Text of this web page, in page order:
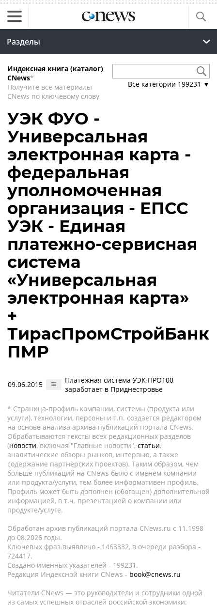
Разделы
Индексная книга (каталог)
CNews*
Получите все материалы
CNews по ключевому слову
Все категории 199231 ▼
УЭК ФУО -
Универсальная
электронная карта -
федеральная
уполномоченная
организация - ЕПСС
УЭК - Единая
платежно-сервисная
система
«Универсальная
электронная карта»
+
ТирасПромСтройБанк
ПМР
09.06.2015
Платежная система УЭК ПРО100
заработает в Приднестровье
* Страница-профиль компании, системы (продукта или
услуги), технологии, персоны и т.п. создается редактором
на основе анализа архива публикаций портала CNews.
Обрабатываются тексты всех редакционных разделов
(новости, включая "Главные новости", статьи,
аналитические обзоры рынков, интервью, а также
содержание партнёрских проектов). Таким образом, чем
больше публикаций на CNews было с именем компании
или продукта/услуги, тем более информативен профиль.
Профиль может быть дополнен (обогащен) дополнительной
информацией, в т.ч. презентацией о компании или
продукте/услуге.
Обработан архив публикаций портала CNews.ru c 11.1998
до 08.2026 годы.
Ключевых фраз выявлено - 1463332, в очереди разбора -
724417.
Создано именных указателей - 199231.
Редакция Индексной книги CNews - book@cnews.ru
Читатели CNews — это руководители и сотрудники одной
из самых успешных отраслей российской экономики: